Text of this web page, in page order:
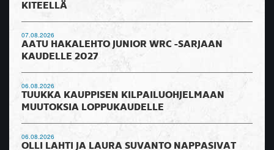
KITEELLÄ
07.08.2026
AATU HAKALEHTO JUNIOR WRC -SARJAAN
KAUDELLE 2027
06.08.2026
TUUKKA KAUPPISEN KILPAILUOHJELMAAN
MUUTOKSIA LOPPUKAUDELLE
06.08.2026
OLLI LAHTI JA LAURA SUVANTO NAPPASIVAT